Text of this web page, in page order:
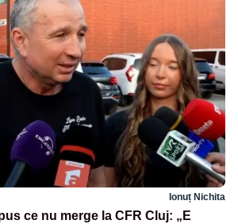
Ionuț Nichita
ce nu merge la CFR Cluj: „E